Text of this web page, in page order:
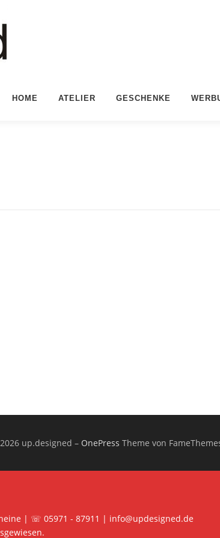
HOME ATELIER GESCHENKE
up.designed – OnePress Theme von
| ☏ 05971 - 87911 | info@updesigned.de